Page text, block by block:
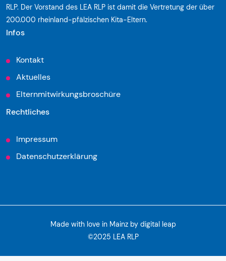
RLP. Der Vorstand des LEA RLP ist damit die Vertretung der über
200.000 rheinland-pfälzischen Kita-Eltern.
Infos
Kontakt
Aktuelles
Elternmitwirkungsbroschüre
Rechtliches
Impressum
Datenschutzerklärung
©2025 LEA RLP
Made with love in Mainz by digital leap